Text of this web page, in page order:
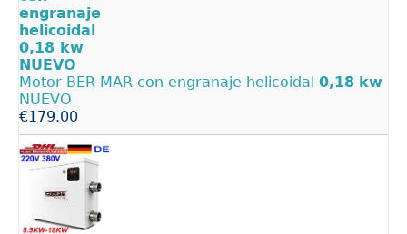
Motor BER-MAR con engranaje helicoidal 0,18 kw
NUEVO
€179.00